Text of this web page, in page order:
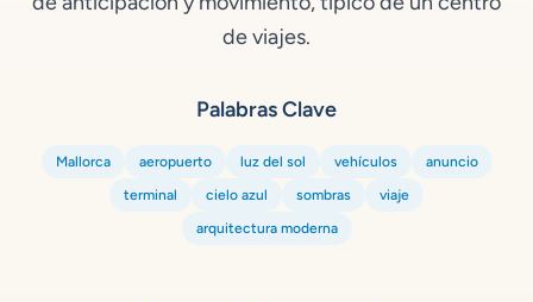
de viajes.
Palabras Clave
Mallorca aeropuerto luz del sol vehículos
anuncio
terminal
cielo azul sombras
viaje
arquitectura moderna